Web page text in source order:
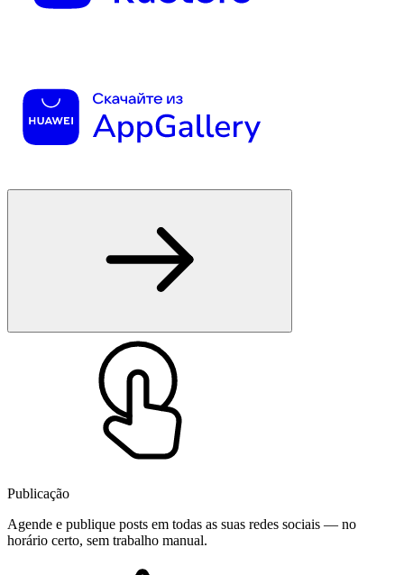
Publicação
Agende e publique posts em todas as suas redes sociais — no
horário certo, sem trabalho manual.